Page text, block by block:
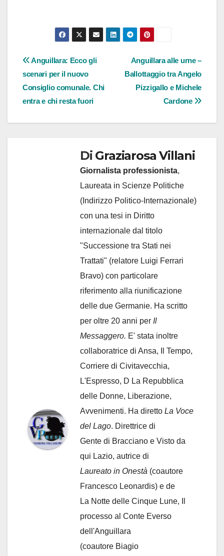
Navigazione
articoli
Anguillara alle urne –
Ballottaggio tra Angelo
Pizzigallo e Michele
Cardone
Anguillara: Ecco gli
scenari per il nuovo
Consiglio comunale. Chi
entra e chi resta fuori
Di Graziarosa Villani
Giornalista professionista,
Laureata in Scienze Politiche
(Indirizzo Politico-Internazionale)
con una tesi in Diritto
internazionale dal titolo
"Successione tra Stati nei
Trattati" (relatore Luigi Ferrari
Bravo) con particolare
riferimento alla riunificazione
delle due Germanie. Ha scritto
per oltre 20 anni per Il
Messaggero. E' stata inoltre
collaboratrice di Ansa, Il Tempo,
Corriere di Civitavecchia,
L'Espresso, D La Repubblica
delle Donne, Liberazione,
Avvenimenti. Ha diretto La Voce
del Lago. Direttrice di
Gente di Bracciano e Visto da
qui Lazio, autrice di
Laureato in Onestà (coautore
Francesco Leonardis) e de
La Notte delle Cinque Lune, Il
processo al Conte Everso
dell'Anguillara
(coautore Biagio